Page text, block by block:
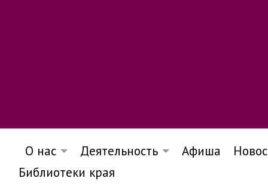
О нас Деятельность Афиша
Библиотеки края